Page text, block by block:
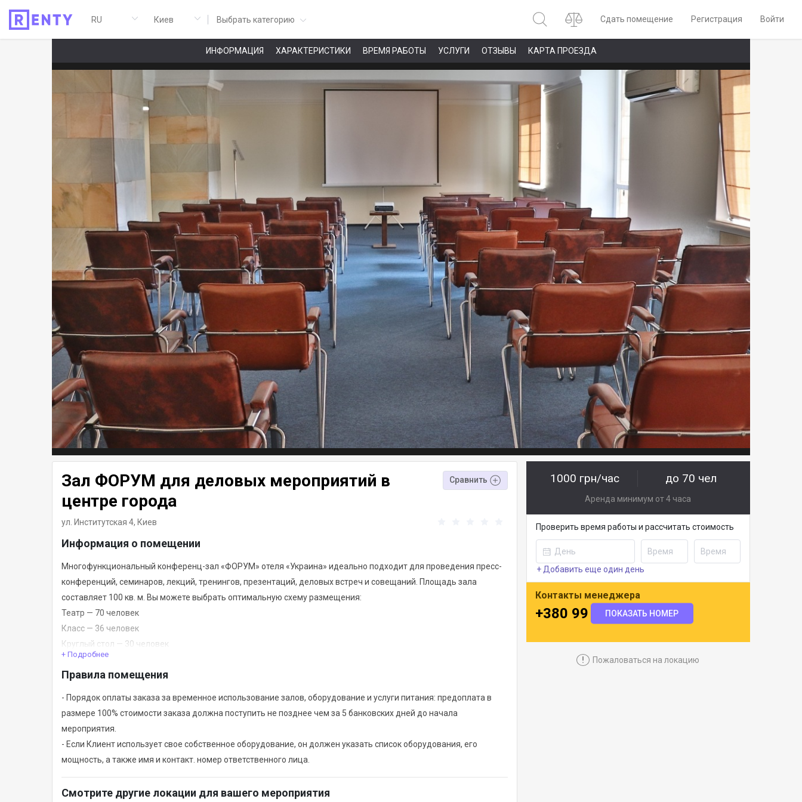
Выбрать категорию Сдать помещение Регистрация Войти
ИНФОРМАЦИЯ ХАРАКТЕРИСТИКИ ВРЕМЯ РАБОТЫ УСЛУГИ ОТЗЫВЫ КАРТА ПРОЕЗДА
Зал ФОРУМ для деловых мероприятий в
центре города
Сравнить
ул. Институтская 4, Киев
Информация о помещении
Многофункциональный конференц-зал «ФОРУМ» отеля «Украина» идеально подходит для проведения пресс-
конференций, семинаров, лекций, тренингов, презентаций, деловых встреч и совещаний. Площадь зала
составляет 100 кв. м. Вы можете выбрать оптимальную схему размещения:
Театр — 70 человек
Класс — 36 человек
Круглый стол — 30 человек
П-образная рассадка — 30 человек
Т-образная рассадка — 28 человек
плазменный телевизор;
+ Подробнее
Правила помещения
- Порядок оплаты заказа за временное использование залов, оборудование и услуги питания: предоплата в
размере 100% стоимости заказа должна поступить не позднее чем за 5 банковских дней до начала
мероприятия.
- Если Клиент использует свое собственное оборудование, он должен указать список оборудования, его
мощность, а также имя и контакт. номер ответственного лица.
Смотрите другие локации для вашего мероприятия
1000 грн/час до 70 чел
Аренда минимум от 4 часа
Проверить время работы и рассчитать стоимость
+ Добавить еще один день
Контакты менеджера
+380 99 643 9773
ПОКАЗАТЬ НОМЕР
! Пожаловаться на локацию